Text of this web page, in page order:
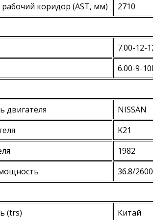
коридор (AST, мм)
2710
7.00-12-
6.00-9-
двигателя
NISSAN
K21
1982
36.8/2600
(trs)
Китай